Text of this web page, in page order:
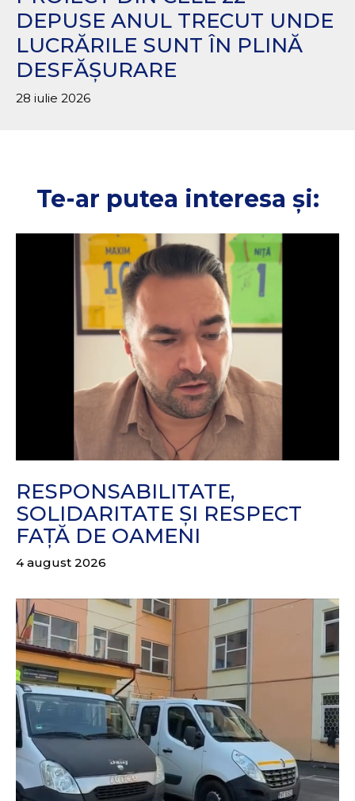
DEPUSE ANUL TRECUT UNDE
LUCRĂRILE SUNT ÎN PLINĂ
DESFĂȘURARE
28 iulie 2026
Te-ar putea interesa și:
RESPONSABILITATE,
SOLIDARITATE ȘI RESPECT
FAȚĂ DE OAMENI
4 august 2026